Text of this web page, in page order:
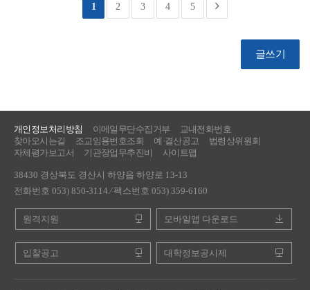
1 2 3 4 5
글쓰기
개인정보처리방침 이메일무단수집거부
교내전화번호
찾아오시는길
조교임용번호조회 예·결산공고
법령상위원회
자체평가보고서
기관장업무추진비 사이트맵
38430 경상북도 경산시 하양읍 하양로 13-13
전화번호 053) 850-3114 ⁄ 팩스번호 053) 359-6160
원격지원 모바일앱 다운로드
입찰공고 대학정보공시제